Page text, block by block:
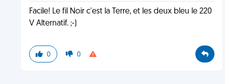
Facile! Le fil Noir c'est la Terre, et les deux bleu le 220
V Alternatif. ;-)
0 0